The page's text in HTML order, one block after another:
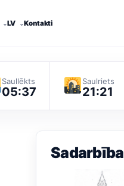
LV Kontakti
Saullēkts
05:37
Saulriets
21:21
Sadarbība